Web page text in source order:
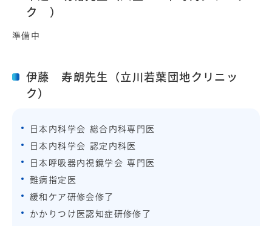
ク ）
準備中
伊藤 寿朗先生（立川若葉団地クリニッ
ク）
日本内科学会 総合内科専門医
日本内科学会 認定内科医
日本呼吸器内視鏡学会 専門医
難病指定医
緩和ケア研修会修了
かかりつけ医認知症研修修了